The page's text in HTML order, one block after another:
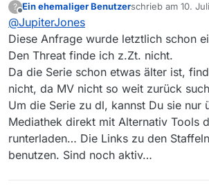
ich vermisse diverse Serien
zum Beispiel diese hier:
Zu welchem Sender gehört
ARTE
Wie heißt die Sendung?
Borgen - Gefährliche
Link zu der Sendung in der
Senders
https://www.arte.tv/de/
017708/borgen/RC-017705/
https://www.arte.tv/de/
017708/borgen/RC-017706/
Alle dort gelisteten Videos
Welches Betriebssystem
Windows 10, 1803
?
Offline
Ein ehemaliger Benutzerschrieb am 10.
zuletzt editiert von
@JupiterJones
Diese Anfrage wurde letztlich schon
Den Threat finde ich z.Zt. nicht.
Da die Serie schon etwas älter ist,
nicht, da MV nicht so weit zurück
Um die Serie zu dl, kannst Du sie nur
Mediathek direkt mit Alternativ Tools
runterladen… Die Links zu den
benutzen. Sind noch aktiv…